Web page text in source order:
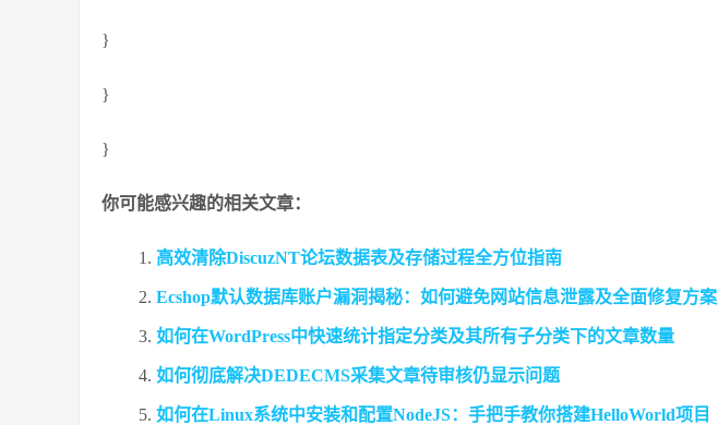
}
}
}
你可能感兴趣的相关文章：
高效清除DiscuzNT论坛数据表及存储过程全方位指南
Ecshop默认数据库账户漏洞揭秘：如何避免网站信息泄露及全面修复方案
如何在WordPress中快速统计指定分类及其所有子分类下的文章数量
如何彻底解决DEDECMS采集文章待审核仍显示问题
如何在Linux系统中安装和配置NodeJS：手把手教你搭建HelloWorld项目